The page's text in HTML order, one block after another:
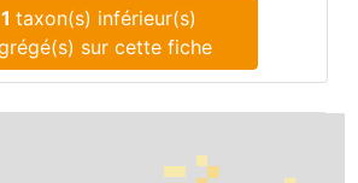
1taxon(s) inférieur(s)
agrégé(s) sur cette fiche